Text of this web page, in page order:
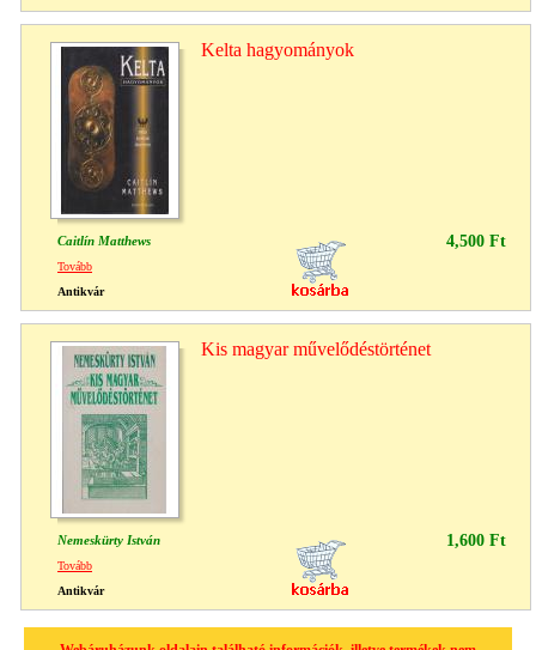
Kelta hagyományok
Caitlín Matthews 4,500 Ft
Tovább
Antikvár
Kis magyar művelődéstörténet
Nemeskürty István 1,600 Ft
Tovább
Antikvár